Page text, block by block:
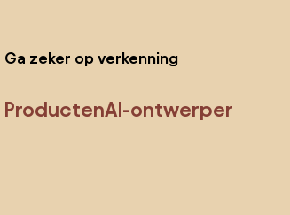
Ga zeker op verkenning
ProductenAI-ontwerper